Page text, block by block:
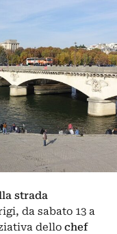
strada
da sabato 13 a
dello chef